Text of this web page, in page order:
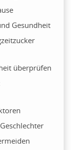
Gesundheit
überprüfen